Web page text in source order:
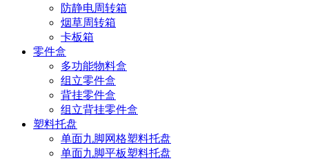
防静电周转箱
烟草周转箱
卡板箱
零件盒
多功能物料盒
组立零件盒
背挂零件盒
组立背挂零件盒
塑料托盘
单面九脚网格塑料托盘
单面九脚平板塑料托盘